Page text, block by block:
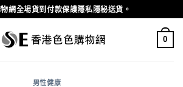
網全場貨到付款保護隱私隱秘送貨。
0
男性健康